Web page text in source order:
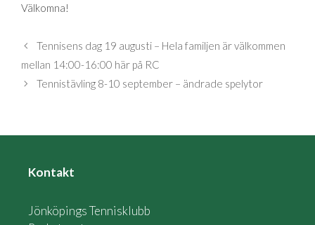
Välkomna!
Tennisens dag 19 augusti – Hela familjen är välkommen
mellan 14:00-16:00 här på RC
Tennistävling 8-10 september – ändrade spelytor
Kontakt
Jönköpings Tennisklubb